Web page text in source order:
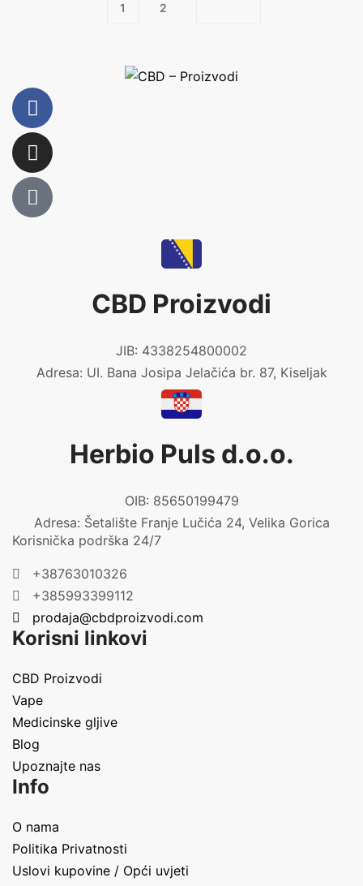
1 2
CBD Proizvodi
JIB: 4338254800002
Adresa: UI. Bana Josipa Jelačića br. 87, Kiseljak
Herbio Puls d.o.o.
OIB: 85650199479
Adresa: Šetalište Franje Lučića 24, Velika Gorica
Korisnička podrška 24/7
+38763010326
+385993399112
prodaja@cbdproizvodi.com
Korisni linkovi
CBD Proizvodi
Vape
Medicinske gljive
Blog
Upoznajte nas
Info
O nama
Politika Privatnosti
Uslovi kupovine / Opći uvjeti